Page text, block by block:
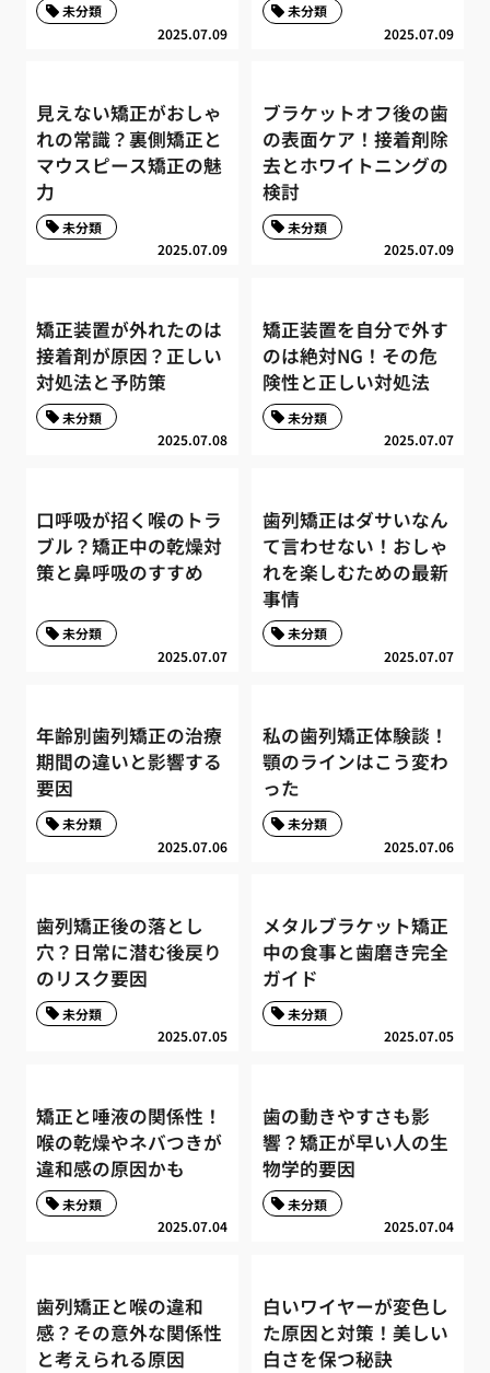
2025.07.09
未分類
2025.07.09
未分類
見えない矯正がおしゃ
れの常識？裏側矯正と
マウスピース矯正の魅
力
2025.07.09
未分類
ブラケットオフ後の歯
の表面ケア！接着剤除
去とホワイトニングの
検討
2025.07.09
未分類
矯正装置が外れたのは
接着剤が原因？正しい
対処法と予防策
2025.07.08
未分類
矯正装置を自分で外す
のは絶対NG！その危
険性と正しい対処法
2025.07.07
未分類
口呼吸が招く喉のトラ
ブル？矯正中の乾燥対
策と鼻呼吸のすすめ
2025.07.07
未分類
歯列矯正はダサいなん
て言わせない！おしゃ
れを楽しむための最新
事情
2025.07.07
未分類
年齢別歯列矯正の治療
期間の違いと影響する
要因
2025.07.06
未分類
私の歯列矯正体験談！
顎のラインはこう変わ
った
2025.07.06
未分類
歯列矯正後の落とし
穴？日常に潜む後戻り
のリスク要因
2025.07.05
未分類
メタルブラケット矯正
中の食事と歯磨き完全
ガイド
2025.07.05
未分類
矯正と唾液の関係性！
喉の乾燥やネバつきが
違和感の原因かも
2025.07.04
未分類
歯の動きやすさも影
響？矯正が早い人の生
物学的要因
2025.07.04
未分類
歯列矯正と喉の違和
感？その意外な関係性
と考えられる原因
白いワイヤーが変色し
た原因と対策！美しい
白さを保つ秘訣